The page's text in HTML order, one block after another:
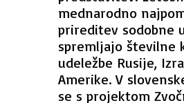
mednarodno
prireditev sodobne
spremljajo številne
udeležbe Rusije,
Amerike. V
se s projektom